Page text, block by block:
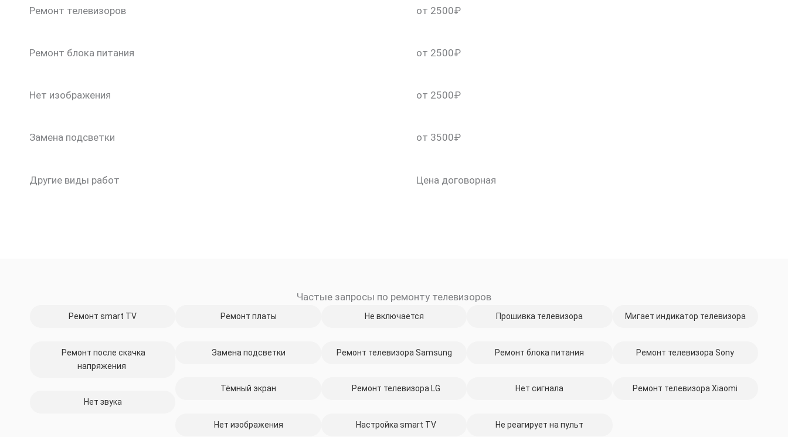
Ремонт телевизоров от 2500₽
Ремонт блока питания от 2500₽
Нет изображения от 2500₽
Замена подсветки от 3500₽
Другие виды работ Цена договорная
Частые запросы по ремонту телевизоров
Ремонт smart TV
Ремонт после скачка
напряжения
Нет звука
Ремонт платы
Замена подсветки
Тёмный экран
Нет изображения
Не включается
Ремонт телевизора Samsung
Ремонт телевизора LG
Настройка smart TV
Прошивка телевизора
Ремонт блока питания
Нет сигнала
Не реагирует на пульт
Мигает индикатор телевизора
Ремонт телевизора Sony
Ремонт телевизора Xiaomi
скидку 30%